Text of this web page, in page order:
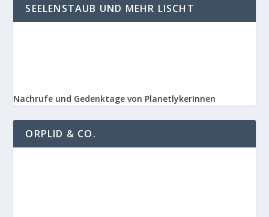
SEELENSTAUB UND MEHR LISCHT
Nachrufe und Gedenktage von PlanetlykerInnen
ORPLID & CO.